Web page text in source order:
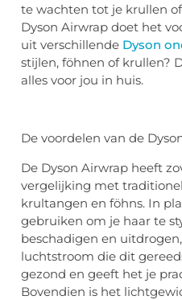
te wachten tot je krullen
Dyson Airwrap doet het
uit verschillende Dyson
stijlen, föhnen of krullen?
alles voor jou in huis.
De voordelen van de
De Dyson Airwrap heeft
vergelijking met
krultangen en föhns. In
gebruiken om je haar te
beschadigen en
luchtstroom die dit
gezond en geeft het je
Bovendien is het